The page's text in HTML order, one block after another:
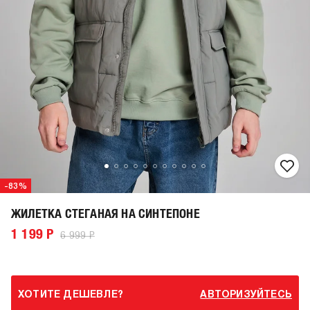
-83%
ЖИЛЕТКА СТЕГАНАЯ НА СИНТЕПОНЕ
1 199 Р 6 999 Р
ХОТИТЕ ДЕШЕВЛЕ? АВТОРИЗУЙТЕСЬ